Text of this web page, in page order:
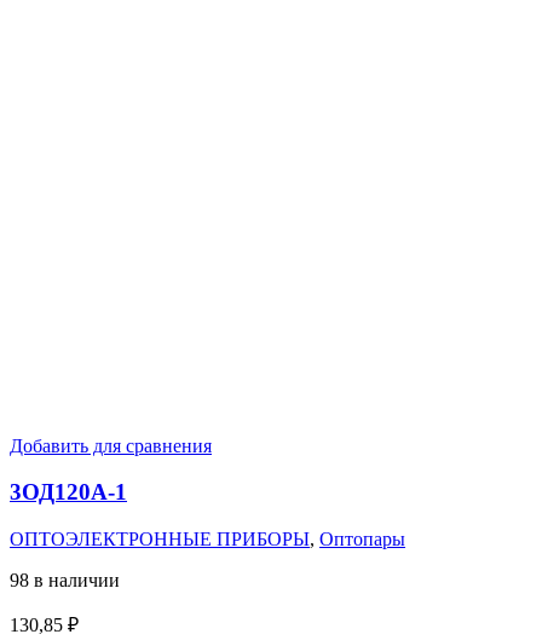
Добавить для сравнения
3ОД120А-1
ОПТОЭЛЕКТРОННЫЕ ПРИБОРЫ, Оптопары
98 в наличии
130,85 ₽